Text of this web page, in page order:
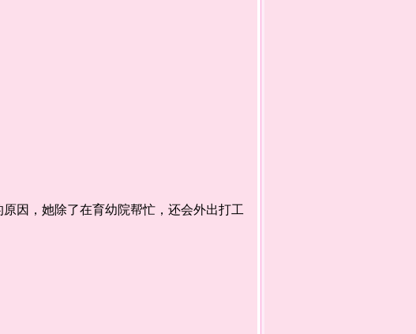
因，她除了在育幼院帮忙，还会外出打工